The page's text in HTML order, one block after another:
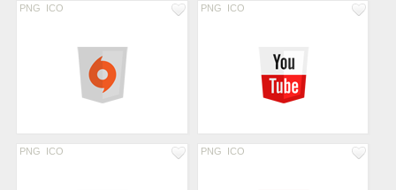
PNG ICO PNG ICO
PNG ICO PNG ICO